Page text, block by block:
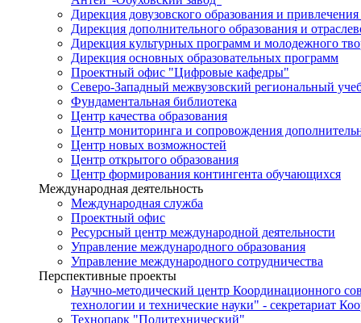
Дирекция довузовского образования и привлечения
Дирекция дополнительного образования и
Дирекция культурных программ и молодежного
Дирекция основных образовательных программ
Проектный офис "Цифровые кафедры"
Северо-Западный межвузовский региональный
Фундаментальная библиотека
Центр качества образования
Центр мониторинга и сопровождения
Центр новых возможностей
Центр открытого образования
Центр формирования контингента обучающихся
Международная деятельность
Международная служба
Проектный офис
Ресурсный центр международной деятельности
Управление международного образования
Управление международного сотрудничества
Перспективные проекты
Научно-методический центр Координационного
технологии и технические науки" - секретариат
Технопарк "Политехнический"